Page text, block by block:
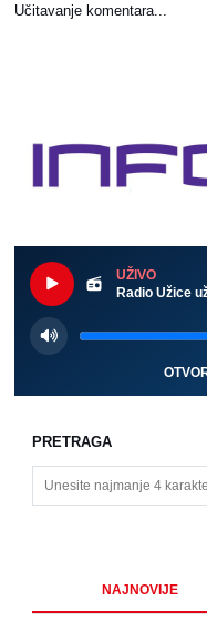
Učitavanje komentara...
UŽIVO
Radio Užice
PRETRAGA
NAJNOVIJE